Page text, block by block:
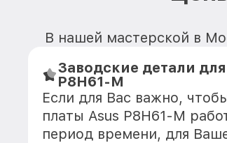
В нашей мастерской в
Заводские детали
P8H61-M
Если для Вас важно,
платы Asus P8H61-M
период времени, для